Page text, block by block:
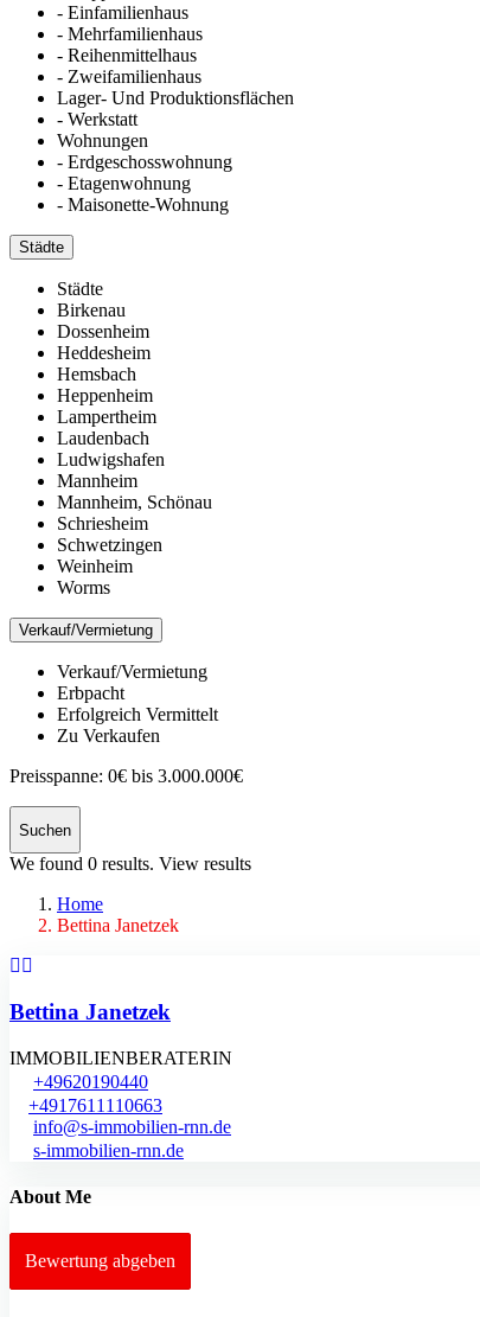
- Einfamilienhaus
- Mehrfamilienhaus
- Reihenmittelhaus
- Zweifamilienhaus
Lager- Und Produktionsflächen
- Werkstatt
Wohnungen
- Erdgeschosswohnung
- Etagenwohnung
- Maisonette-Wohnung
Städte
Städte
Birkenau
Dossenheim
Heddesheim
Hemsbach
Heppenheim
Lampertheim
Laudenbach
Ludwigshafen
Mannheim
Mannheim, Schönau
Schriesheim
Schwetzingen
Weinheim
Worms
Verkauf/Vermietung
Verkauf/Vermietung
Erbpacht
Erfolgreich Vermittelt
Zu Verkaufen
Preisspanne: 0€ bis 3.000.000€
Suchen
We found 0 results. View results
Home
Bettina Janetzek
Bettina Janetzek
IMMOBILIENBERATERIN
+49620190440
+4917611110663
info@s-immobilien-rnn.de
s-immobilien-rnn.de
About Me
Bewertung abgeben